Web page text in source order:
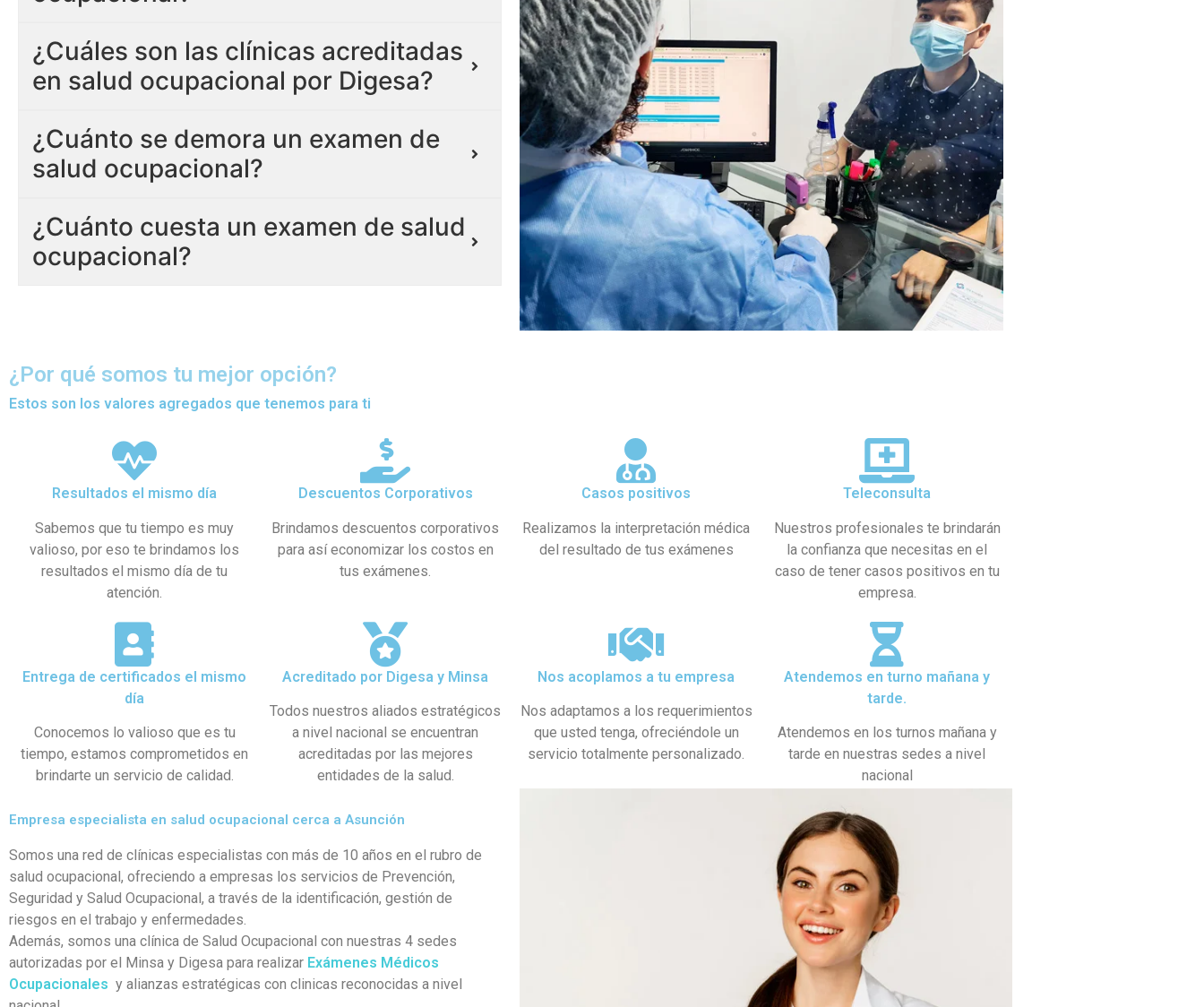
¿Cuáles son las clínicas acreditadas
en salud ocupacional por Digesa?
¿Cuánto se demora un examen de
salud ocupacional?
¿Cuánto cuesta un examen de salud
ocupacional?
¿Por qué somos tu mejor opción?
Estos son los valores agregados que tenemos para ti
Resultados el mismo día
Sabemos que tu tiempo es muy
valioso, por eso te brindamos los
resultados el mismo día de tu
atención.
Descuentos Corporativos
Brindamos descuentos corporativos
para así economizar los costos en
tus exámenes.
Casos positivos
Realizamos la interpretación médica
del resultado de tus exámenes
Teleconsulta
Nuestros profesionales te brindarán
la confianza que necesitas en el
caso de tener casos positivos en tu
empresa.
Entrega de certificados el mismo
día
Conocemos lo valioso que es tu
tiempo, estamos comprometidos en
brindarte un servicio de calidad.
Acreditado por Digesa y Minsa​
Todos nuestros aliados estratégicos
a nivel nacional se encuentran
acreditadas por las mejores
entidades de la salud.
Nos acoplamos a tu empresa
Nos adaptamos a los requerimientos
que usted tenga, ofreciéndole un
servicio totalmente personalizado.
Atendemos en turno mañana y
tarde.
Atendemos en los turnos mañana y
tarde en nuestras sedes a nivel
nacional
Empresa especialista en salud ocupacional cerca a Asunción
Somos una red de clínicas especialistas con más de 10 años en el rubro de
salud ocupacional, ofreciendo a empresas los servicios de Prevención,
Seguridad y Salud Ocupacional, a través de la identificación, gestión de
riesgos en el trabajo y enfermedades.
Además, somos una clínica de Salud Ocupacional con nuestras 4 sedes
autorizadas por el Minsa y Digesa para realizar Exámenes Médicos
Ocupacionales y alianzas estratégicas con clinicas reconocidas a nivel